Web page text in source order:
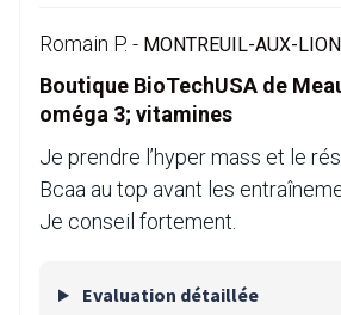
Romain P. - MONTREUIL-AUX-
Boutique BioTechUSA de
oméga 3; vitamines
Je prendre l’hyper mass et le
Bcaa au top avant les
Je conseil fortement.
Evaluation détaillée